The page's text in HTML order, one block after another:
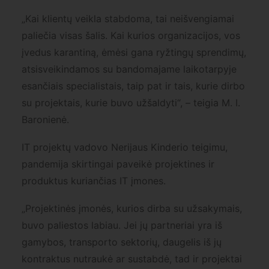
„Kai klientų veikla stabdoma, tai neišvengiamai
paliečia visas šalis. Kai kurios organizacijos, vos
įvedus karantiną, ėmėsi gana ryžtingų sprendimų,
atsisveikindamos su bandomajame laikotarpyje
esančiais specialistais, taip pat ir tais, kurie dirbo
su projektais, kurie buvo užšaldyti“, – teigia M. I.
Baronienė.
IT projektų vadovo Nerijaus Kinderio teigimu,
pandemija skirtingai paveikė projektines ir
produktus kuriančias IT įmones.
„Projektinės įmonės, kurios dirba su užsakymais,
buvo paliestos labiau. Jei jų partneriai yra iš
gamybos, transporto sektorių, daugelis iš jų
kontraktus nutraukė ar sustabdė, tad ir projektai